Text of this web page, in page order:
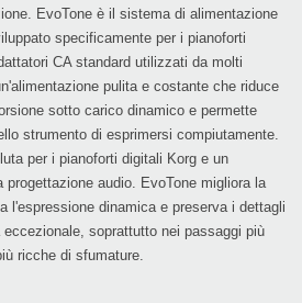
EvoTone è il sistema di alimentazione
specificamente per i pianoforti
CA standard utilizzati da molti
pulita e costante che riduce
sotto carico dinamico e permette
strumento di esprimersi compiutamente.
per i pianoforti digitali Korg e un
audio. EvoTone migliora la
l'espressione dinamica e preserva i dettagli
soprattutto nei passaggi più
ricche di sfumature.